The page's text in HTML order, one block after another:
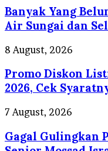
Memicu
Kanker
Usus
Belum
Tahu!
Rahasia
Bersihnya
Sungai
dan
Selokan
Jepang
Banyak Yang
Air Sungai dan
Promo
Listrik
50
Persen
Agustus
2026,
Cek
Syaratnya
8 August, 2026
Promo Diskon
2026, Cek
Gagal
Pemerintah
Iran,
7 August, 2026
Gagal Gulingkan